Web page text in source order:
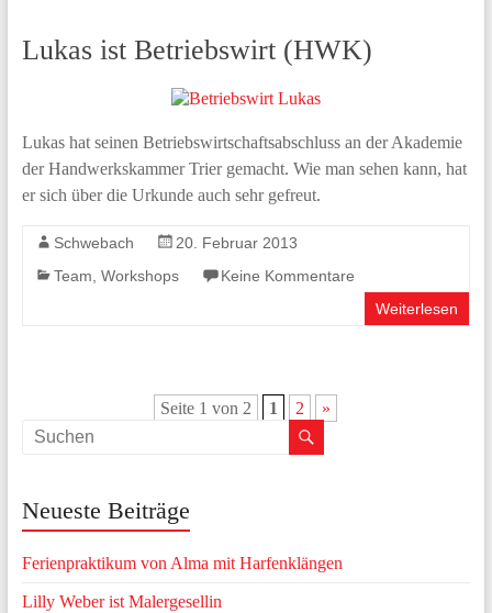
Lukas ist Betriebswirt (HWK)
Lukas hat seinen Betriebswirtschaftsabschluss an der Akademie
der Handwerkskammer Trier gemacht. Wie man sehen kann, hat
er sich über die Urkunde auch sehr gefreut.
Schwebach
20. Februar 2013
Team Workshops
Keine Kommentare
Weiterlesen
Seite 1 von 2 1 2 »
Neueste Beiträge
Ferienpraktikum von Alma mit Harfenklängen
Lilly Weber ist Malergesellin